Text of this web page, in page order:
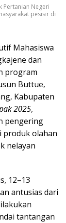
Pertanian Negeri
pesisir di
Mahasiswa
dan
program
Buttue,
Kabupaten
2025,
pengering
produk olahan
nelayan
12–13
antusias dari
tantangan